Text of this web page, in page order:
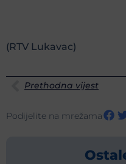
(RTV Lukavac)
Prethodna vijest
Podijelite na mrežama